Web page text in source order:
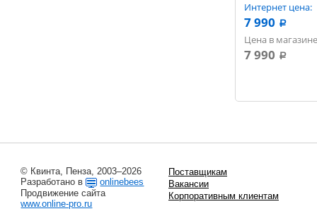
Интернет цена:
7 990 a
Цена в
7 990 a
© Квинта, Пенза, 2003–2026
Разработано в
onlinebees
Продвижение сайта
www.online-pro.ru
Поставщикам
Вакансии
Корпоративным клиентам